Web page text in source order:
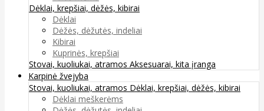
Dėklai, krepšiai, dėžės, kibirai
Dėklai
Dėžės, dėžutės, indeliai
Kibirai
Kuprinės, krepšiai
Stovai, kuoliukai, atramos Aksesuarai, kita įranga
Karpinė žvejyba
Stovai, kuoliukai, atramos Dėklai, krepšiai, dėžės, kibirai
Dėklai meškerėms